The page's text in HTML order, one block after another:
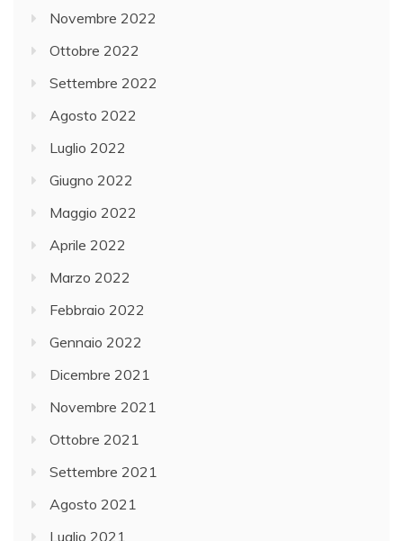
Novembre 2022
Ottobre 2022
Settembre 2022
Agosto 2022
Luglio 2022
Giugno 2022
Maggio 2022
Aprile 2022
Marzo 2022
Febbraio 2022
Gennaio 2022
Dicembre 2021
Novembre 2021
Ottobre 2021
Settembre 2021
Agosto 2021
Luglio 2021